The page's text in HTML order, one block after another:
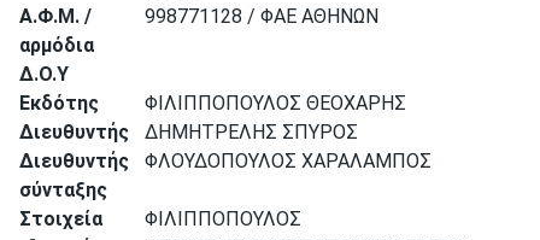
Α.Φ.Μ. /
αρμόδια
Δ.Ο.Υ
998771128 / ΦΑΕ ΑΘΗΝΩΝ
Εκδότης
ΦΙΛΙΠΠΟΠΟΥΛΟΣ ΘΕΟΧΑΡΗΣ
Διευθυντής
ΔΗΜΗΤΡΕΛΗΣ ΣΠΥΡΟΣ
Διευθυντής
σύνταξης
ΦΛΟΥΔΟΠΟΥΛΟΣ ΧΑΡΑΛΑΜΠΟΣ
Στοιχεία
ΦΙΛΙΠΠΟΠΟΥΛΟΣ